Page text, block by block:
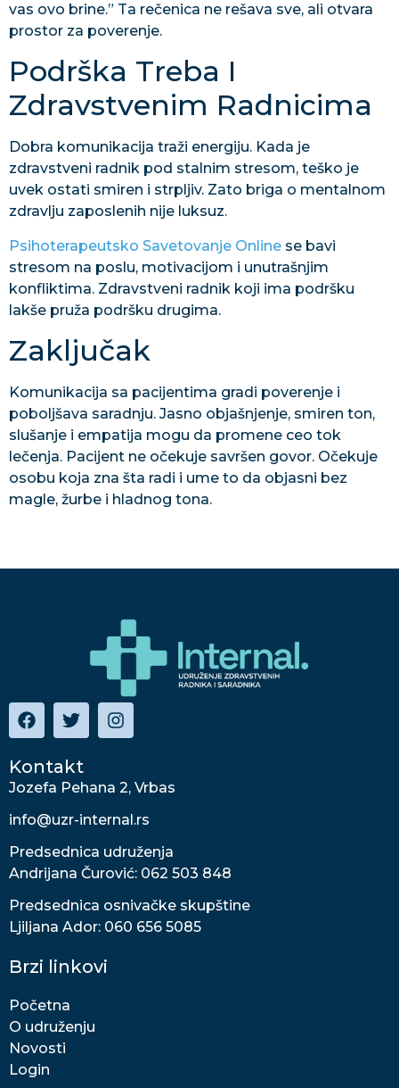
vas ovo brine.” Ta rečenica ne rešava sve, ali otvara
prostor za poverenje.
Podrška Treba I
Zdravstvenim Radnicima
Dobra komunikacija traži energiju. Kada je
zdravstveni radnik pod stalnim stresom, teško je
uvek ostati smiren i strpljiv. Zato briga o mentalnom
zdravlju zaposlenih nije luksuz.
Psihoterapeutsko Savetovanje Online se bavi
stresom na poslu, motivacijom i unutrašnjim
konfliktima. Zdravstveni radnik koji ima podršku
lakše pruža podršku drugima.
Zaključak
Komunikacija sa pacijentima gradi poverenje i
poboljšava saradnju. Jasno objašnjenje, smiren ton,
slušanje i empatija mogu da promene ceo tok
lečenja. Pacijent ne očekuje savršen govor. Očekuje
osobu koja zna šta radi i ume to da objasni bez
magle, žurbe i hladnog tona.
Kontakt
Jozefa Pehana 2, Vrbas
info@uzr-internal.rs
Predsednica udruženja
Andrijana Čurović: 062 503 848
Predsednica osnivačke skupštine
Ljiljana Ador: 060 656 5085
Brzi linkovi
Početna
O udruženju
Novosti
Login